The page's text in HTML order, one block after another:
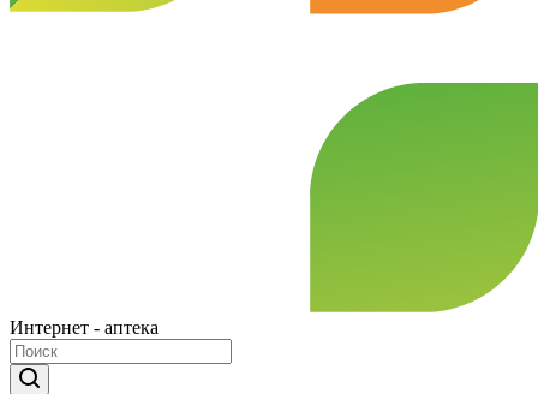
Интернет - аптека